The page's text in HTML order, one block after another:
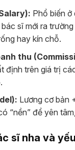
Phổ biến
sĩ mới ra
hay kín chỗ.
thu
định trên giá trị
Lương cơ bản
“nền” để yên
sĩ nha và